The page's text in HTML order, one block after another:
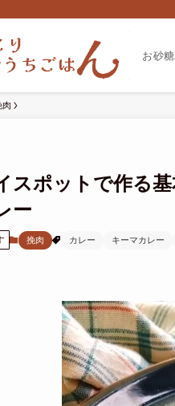
お砂
肉
スポットで作る
ー
挽肉 カレー キーマカレー